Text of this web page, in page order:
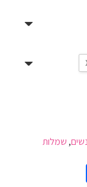
, שמלות